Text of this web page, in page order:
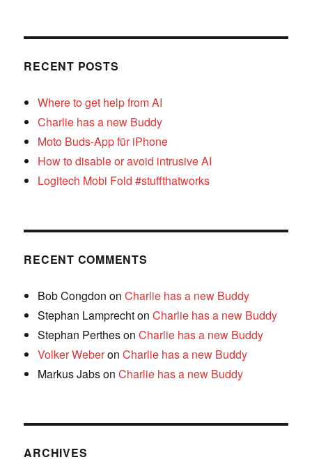
RECENT POSTS
Where to get help from AI
Charlie has a new Buddy
Moto Buds-App für iPhone
How to disable or avoid intrusive AI
Logitech Mobi Fold #stuffthatworks
RECENT COMMENTS
Bob Congdon onCharlie has a new Buddy
Stephan LamprechtonCharlie has a new Buddy
Stephan PerthesonCharlie has a new Buddy
Volker WeberonCharlie has a new Buddy
Markus JabsonCharlie has a new Buddy
ARCHIVES